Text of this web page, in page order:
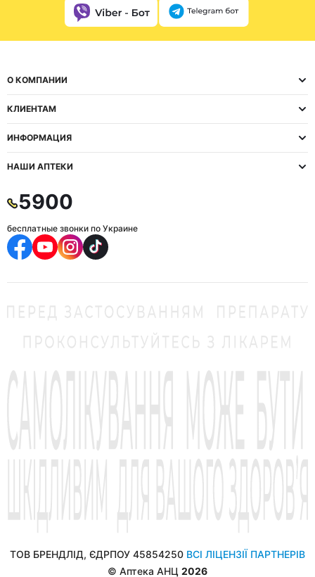
О КОМПАНИИ
КЛИЕНТАМ
ИНФОРМАЦИЯ
НАШИ АПТЕКИ
5900
бесплатные звонки по Украине
ТОВ БРЕНДЛІД, ЄДРПОУ 45854250 ВСІ ЛІЦЕНЗІЇ ПАРТНЕРІВ
© Аптека АНЦ 2026